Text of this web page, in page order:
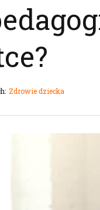
Zdrowie dziecka